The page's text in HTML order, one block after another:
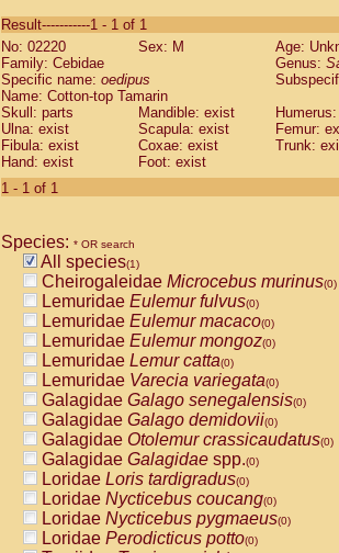
CebidaeSaguinus labiatus(0)
Cebidae Saguinus leucopus (0)
Cebidae
CebidaeSaguinus mystax
Cebidae Saguinus nigricollis (0)
Cebidae Saguinus oedipus
Cebidae Saguinus weddelli
Cebidae Saguinusspp.
Cebidae
CebidaeCebus capucinus
CebidaeCebus nigrivittatus
CebidaeCebus spp.(0)
CebidaeSaimiri boliviensis(0)
CebidaeSaimiri sciureus(0)
AtelidaeAlouatta caraya(0)
AtelidaeAlouatta fusca(0)
AtelidaeAlouatta seniculus(0)
AtelidaeAlouattaspp.(0)
AtelidaeAteles belzebuth(0)
AtelidaeAteles geoffroyi(0)
AtelidaeAteles paniscus(0)
AtelidaeAtelesspp.(0)
AtelidaeLagothrix lagothricha(0)
AtelidaeLagothrix lagothricha cana
PitheciidaeCacajao calvus
Result-----------1 - 1 of 1
No: 02220
Sex: M
Age:
Family: Cebidae
Genus:
Specific name: oedipus
Name: Cotton-top Tamarin
Skull: parts
Mandible: exist
Ulna: exist
Scapula: exist
Femur:
Fibula: exist
Coxae: exist
Trunk:
Hand: exist
Foot: exist
1 - 1 of 1
Species: * OR search
All species(1)
Cheirogaleidae Microcebus murinus(0)
Lemuridae Eulemur fulvus(0)
Lemuridae Eulemur macaco(0)
Lemuridae Eulemur mongoz(0)
Lemuridae Lemur catta(0)
Lemuridae Varecia variegata(0)
Galagidae Galago senegalensis(0)
Galagidae Galago demidovii(0)
Galagidae Otolemur crassicaudatus(0)
Galagidae Galagidae spp.(0)
Loridae Loris tardigradus(0)
Loridae Nycticebus coucang(0)
Loridae Nycticebus pygmaeus(0)
Loridae Perodicticus potto(0)